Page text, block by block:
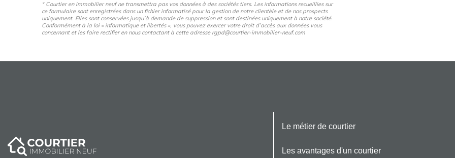
* Courtier en immobilier neuf ne transmettra pas vos données à des sociétés tiers. Les informations recueillies sur
ce formulaire sont enregistrées dans un fichier informatisé pour la gestion de notre clientèle et de nos prospects
uniquement. Elles sont conservées jusqu’à demande de suppression et sont destinées uniquement à notre société.
Conformément à la loi « informatique et libertés », vous pouvez exercer votre droit d’accès aux données vous
concernant et les faire rectifier en nous contactant à cette adresse rgpd@courtier-immobilier-neuf.com
Le métier de courtier
Les avantages d'un courtier